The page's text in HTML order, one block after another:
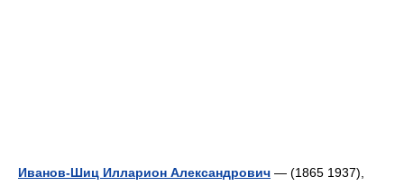
Иванов-Шиц Илларион Александрович — (1865 1937),